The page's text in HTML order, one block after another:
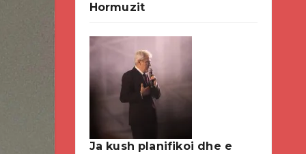
Hormuzit
Ja kush planifikoi dhe e